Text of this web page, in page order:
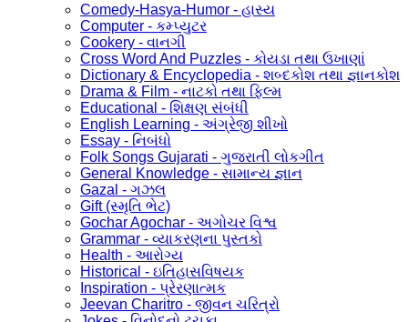
Comedy-Hasya-Humor - હાસ્ય
Computer - કમ્પ્યુટર
Cookery - વાનગી
Cross Word And Puzzles - કોયડા તથા ઉખાણાં
Dictionary & Encyclopedia - શબ્દકોશ તથા જ્ઞાનકોશ
Drama & Film - નાટકો તથા ફિલ્મ
Educational - શિક્ષણ સંબંધી
English Learning - અંગ્રેજી શીખો
Essay - નિબંધો
Folk Songs Gujarati - ગુજરાતી લોકગીત
General Knowledge - સામાન્ય જ્ઞાન
Gazal - ગઝલ
Gift (સ્મૃતિ ભેટ)
Gochar Agochar - અગોચર વિશ્વ
Grammar - વ્યાકરણના પુસ્તકો
Health - આરોગ્ય
Historical - ઇતિહાસવિષયક
Inspiration - પ્રેરણાત્મક
Jeevan Charitro - જીવન ચરિત્રો